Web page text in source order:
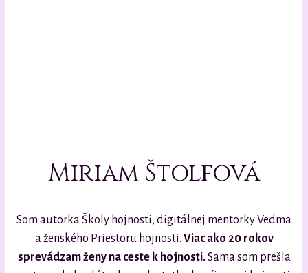
Miriam Štolfová
Som autorka Školy hojnosti, digitálnej mentorky Vedma
a ženského Priestoru hojnosti. Viac ako 20 rokov
sprevádzam ženy na ceste k hojnosti.Sama som prešla